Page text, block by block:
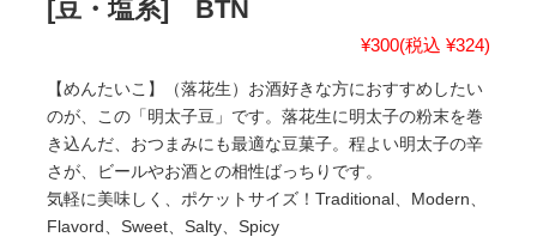
[豆・塩系] BTN
¥300(税込 ¥324)
【めんたいこ】（落花生）お酒好きな方におすすめしたい
のが、この「明太子豆」です。落花生に明太子の粉末を巻
き込んだ、おつまみにも最適な豆菓子。程よい明太子の辛
さが、ビールやお酒との相性ばっちりです。
気軽に美味しく、ポケットサイズ！Traditional、Modern、
Flavord、Sweet、Salty、Spicy